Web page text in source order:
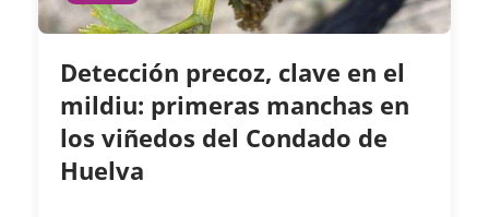
Detección precoz, clave en el
mildiu: primeras manchas en
los viñedos del Condado de
Huelva